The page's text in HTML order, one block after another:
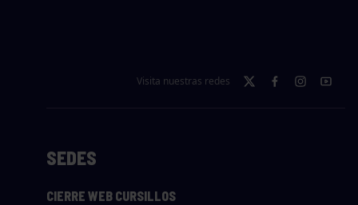
Visita nuestras redes
SEDES
CIERRE WEB CURSILLOS